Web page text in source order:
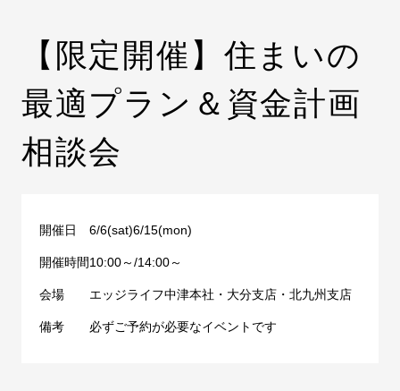
【限定開催】住まいの
最適プラン＆資金計画
相談会
開催日 6/6(sat)6/15(mon)
開催時間10:00～/14:00～
会場 エッジライフ中津本社・大分支店・北九州支店
備考 必ずご予約が必要なイベントです